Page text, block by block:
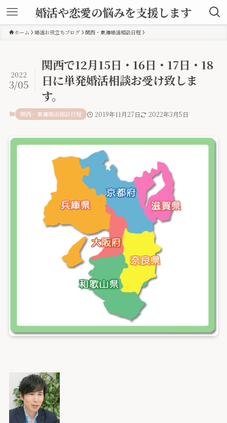
婚活や恋愛の悩みを支援します
ホーム 婚活お役立ちブログ 関西・東海婚活相談日程
関西で12月15日・16日・17日・18
日に単発婚活相談お受け致しま
す。
2022
3/05
関西・東海婚活相談日程 2019年11月27日 2022年3月5日